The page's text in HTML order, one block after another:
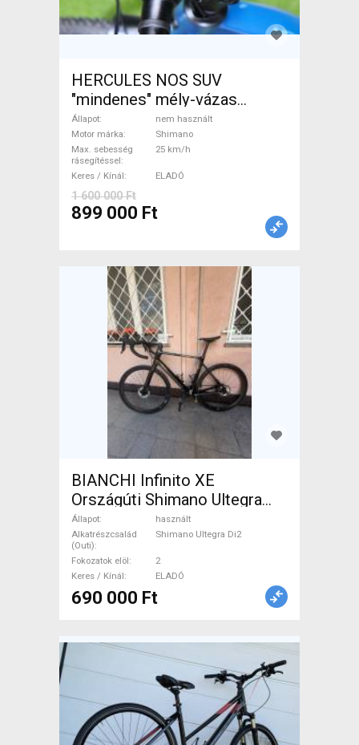
HERCULES NOS SUV
"mindenes" mély-vázas
Elektromos Trekking/cross
25 km/h Shimano nem
használt ELADÓ
Állapot
nem használt
Motor márka
Shimano
Max. sebesség
rásegítéssel
25 km/h
Keres / Kínál ELADÓ
1 600 000 Ft
899 000 Ft
BIANCHI Infinito XE
Országúti Shimano Ultegra
Di2 tárcsafék használt ELADÓ
Állapot
használt
Alkatrészcsalád
(Outi)
Shimano Ultegra Di2
Fokozatok elöl
2
Keres / Kínál
ELADÓ
690 000 Ft